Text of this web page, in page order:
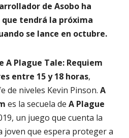
de Asobo ha
tendrá la próxima
se lance en octubre.
A Plague Tale: Requiem
entre 15 y 18 horas,
de niveles Kevin Pinson. A
es la secuela de A Plague
un juego que cuenta la
joven que espera proteger a